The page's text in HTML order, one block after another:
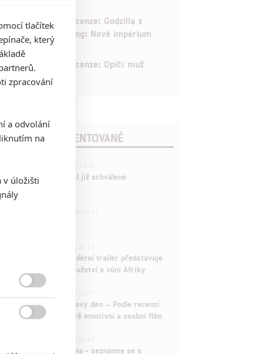
6
Recenze: Godzilla x
Kong: Nové impérium
8 Recenze: Opičí muž
KOMENTOVANÉ
Marvel nečekaně zrušil již schválené
Děti krve a kostí: Regulérní trailer představuje
akční fantasy dobrodružství s vůní Afriky
Spider-Man: Zbrusu nový den – Podle recenzí
máme čekat překvapivě emotivní a osobní film
Velké preview: Odyssea - seznamte se s
tlačítek
který
zpracování
a odvolání
na
v úložišti